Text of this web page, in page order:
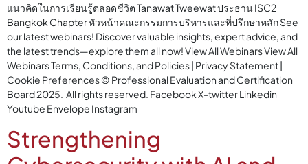
แนวคิดในการเรียนรู้ตลอดชีวิต Tanawat Tweewat ประธาน ISC2
Bangkok Chapter หัวหน้าคณะกรรมการบริหารและที่ปรึกษาหลัก See
our latest webinars! Discover valuable insights, expert advice, and
the latest trends—explore them all now! View All Webinars View All
Webinars Terms, Conditions, and Policies | Privacy Statement |
Cookie Preferences © Professional Evaluation and Certification
Board 2025. All rights reserved. Facebook X-twitter Linkedin
Youtube Envelope Instagram
Strengthening